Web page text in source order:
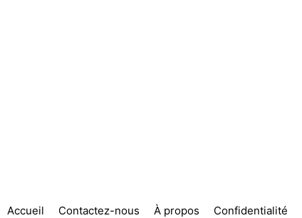
Accueil Contactez-nous À propos Confidentialité